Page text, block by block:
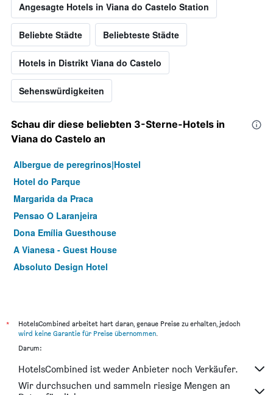
Angesagte Hotels in Viana do Castelo Station
Beliebte Städte Beliebteste Städte
Hotels in Distrikt Viana do Castelo
Sehenswürdigkeiten
Schau dir diese beliebten 3-Sterne-Hotels in
Viana do Castelo an
Albergue de peregrinos|Hostel
Hotel do Parque
Margarida da Praca
Pensao O Laranjeira
Dona Emília Guesthouse
A Vianesa - Guest House
Absoluto Design Hotel
*
HotelsCombined arbeitet hart daran, genaue Preise zu erhalten, jedoch
wird keine Garantie für Preise übernommen.
Darum:
HotelsCombined ist weder Anbieter noch Verkäufer.
Wir durchsuchen und sammeln riesige Mengen an